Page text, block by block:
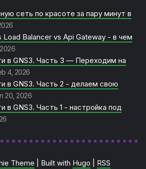
сеть по красоте за пару минут в
Load Balancer vs Api Gateway - в чем
в GNS3. Часть 3 — Переходим на
4, 2026
в GNS3. Часть 2 - делаем свою
20, 2026
в GNS3. Часть 1 - настройка под
Theme | Built with Hugo RSS